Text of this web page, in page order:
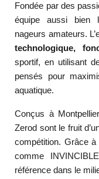
Fondée par des
équipe aussi bien
nageurs amateurs.
technologique,
sportif, en utilisant
pensés pour
aquatique.
Conçus à
Zerod sont le fruit
compétition. Grâce
comme
référence dans le